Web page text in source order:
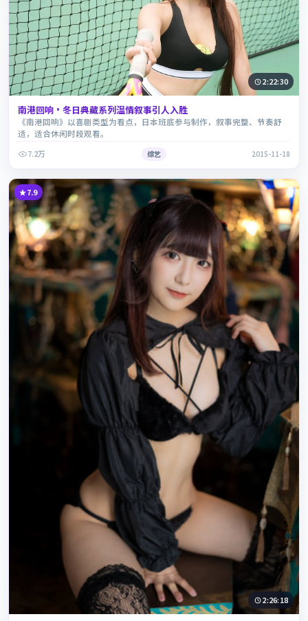
2:22:30
南港回响·冬日典藏系列温情叙事引人入胜
《南港回响》以喜剧类型为看点，日本班底参与制作，叙事完整、节奏舒
适，适合休闲时段观看。
7.2万
综艺 2015-11-18
7.9
2:26:18